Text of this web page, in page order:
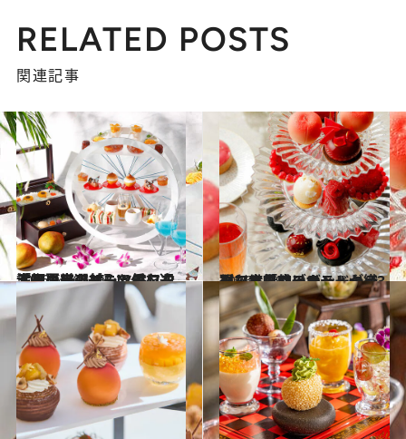
RELATED POSTS
関連記事
2026.6.16
「初夏のフルーツアフタヌーンティー」で旬を迎える果実の甘みと香りを満喫。レアメニューにも注目の厳選3軒！
旅＆お出かけ 2026.5.19
麗しき「コラボレーションアフタヌーンティー」3選。世界的ブランドとラグジュアリーホテルが織りなす魅惑のティータイム
旅＆お出かけ